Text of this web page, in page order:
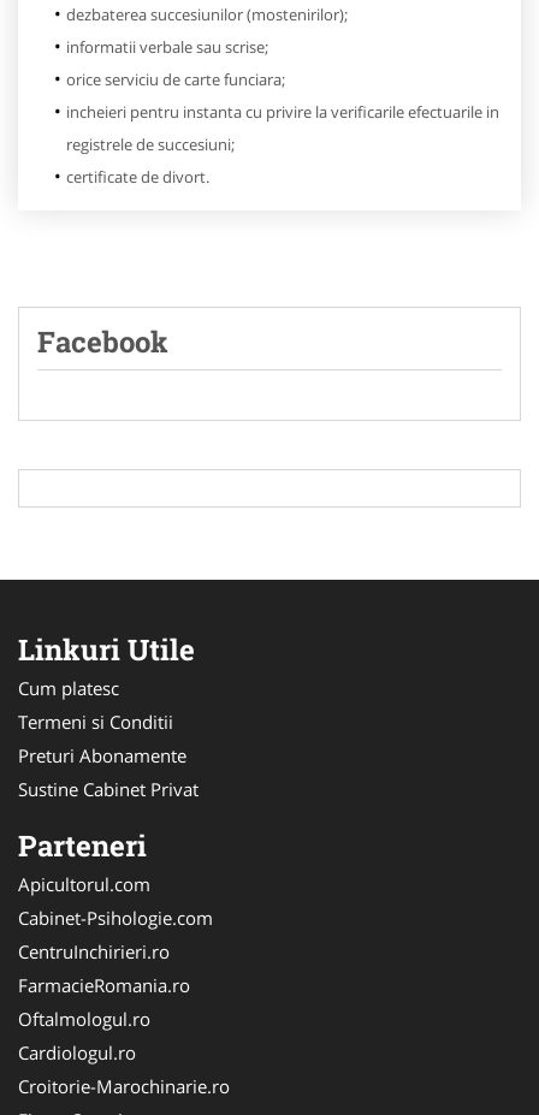
dezbaterea succesiunilor (mostenirilor);
informatii verbale sau scrise;
orice serviciu de carte funciara;
incheieri pentru instanta cu privire la verificarile efectuarile in
registrele de succesiuni;
certificate de divort.
Facebook
Linkuri Utile
Cum platesc
Termeni si Conditii
Preturi Abonamente
Sustine Cabinet Privat
Parteneri
Apicultorul.com
Cabinet-Psihologie.com
CentruInchirieri.ro
FarmacieRomania.ro
Oftalmologul.ro
Cardiologul.ro
Croitorie-Marochinarie.ro